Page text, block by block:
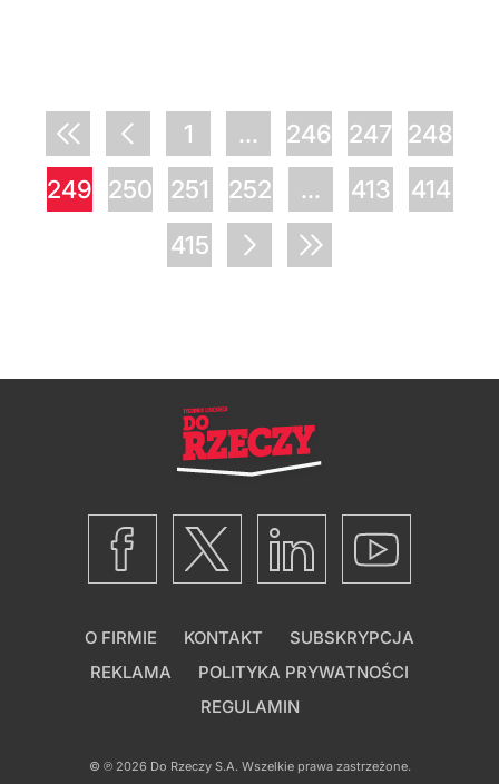
1 ... 246 247
248
249
250 251 252 ... 413
414
415
O FIRMIE KONTAKT
SUBSKRYPCJA
REKLAMA
POLITYKA PRYWATNOŚCI
REGULAMIN
© ℗ 2026 Do Rzeczy S.A.Wszelkie prawa zastrzeżone.